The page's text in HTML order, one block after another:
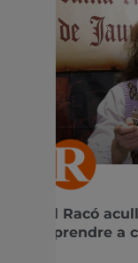
El Racó
aprendre a